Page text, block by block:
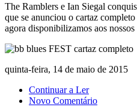
The Ramblers e Ian Siegal
que se anunciou o cartaz
agora disponibilizamos aos nossos
quinta-feira, 14 de maio de 2015
Continuar a Ler
Novo Comentário